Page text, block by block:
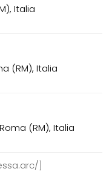
Italia
(RM), Italia
(RM), Italia
]